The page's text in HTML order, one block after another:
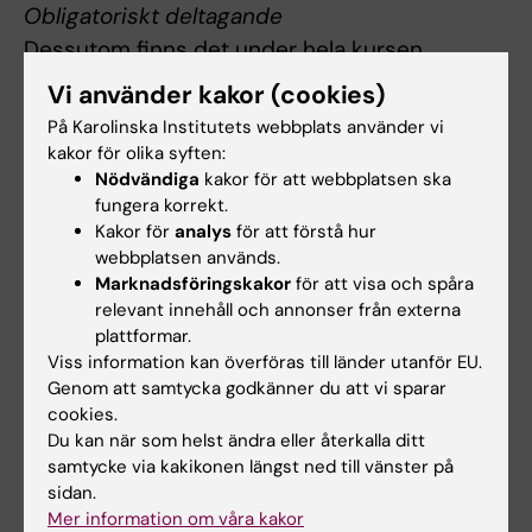
Obligatoriskt deltagande
Dessutom finns det under hela kursen
obligatoriska aktiviteter som studenten måste
delta i, såsom individuella skriftliga uppgifter
och gruppuppgifter. Dessa aktiviteter samt
den avslutande individuella tentamen är
obligatoriska för godkänd kurs. Examinator
bedömer om och i så fall hur frånvaro kan
kompenseras. Innan student deltagit i
obligatoriska delar eller kompenserat frånvaro
i enlighet med examinators anvisningar
rapporteras inte studentens kursresultat i
LADOK.
Begränsning av antal provtillfällen
Studenten har rätt att delta i sex provtillfällen.
Vi använder kakor (cookies)
På Karolinska Institutets webbplats använder vi
kakor för olika syften:
Nödvändiga kakor för att webbplatsen ska
fungera korrekt.
Kakor för analys för att förstå hur
webbplatsen används.
Marknadsföringskakor för att visa och spåra
relevant innehåll och annonser från externa
plattformar.
Viss information kan överföras till länder utanför EU.
Genom att samtycka godkänner du att vi sparar
cookies.
Du kan när som helst ändra eller återkalla ditt
samtycke via kakikonen längst ned till vänster på
sidan.
Mer information om våra kakor